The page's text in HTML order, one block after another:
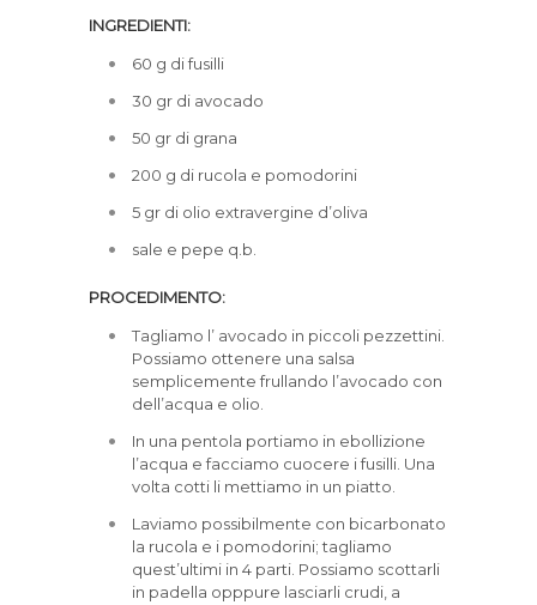
INGREDIENTI:
60 g di fusilli
30 gr di avocado
50 gr di grana
200 g di rucola e pomodorini
5 gr di olio extravergine d’oliva
sale e pepe q.b.
PROCEDIMENTO:
Tagliamo l’ avocado in piccoli pezzettini.
Possiamo ottenere una salsa
semplicemente frullando l’avocado con
dell’acqua e olio.
In una pentola portiamo in ebollizione
l’acqua e facciamo cuocere i fusilli. Una
volta cotti li mettiamo in un piatto.
Laviamo possibilmente con bicarbonato
la rucola e i pomodorini; tagliamo
quest’ultimi in 4 parti. Possiamo scottarli
in padella opppure lasciarli crudi, a